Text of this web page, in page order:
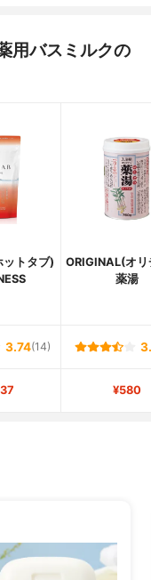
用バスミルクの
トタブ)
ORIGINAL(オ
薬湯
3.74(14)
¥580